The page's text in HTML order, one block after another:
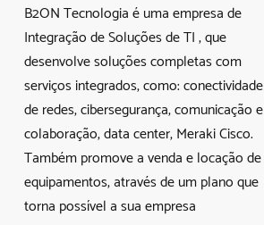
B2ON Tecnologia é uma empresa de
Integração de Soluções de TI , que
desenvolve soluções completas com
serviços integrados, como: conectividade
de redes, cibersegurança, comunicação e
colaboração, data center, Meraki Cisco.
Também promove a venda e locação de
equipamentos, através de um plano que
torna possível a sua empresa